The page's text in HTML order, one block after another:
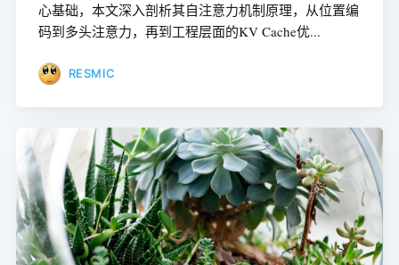
心基础，本文深入剖析其自注意力机制原理，从位置编
码到多头注意力，再到工程层面的KV Cache优...
RESMIC